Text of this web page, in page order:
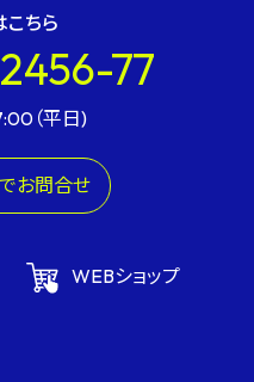
ちら
77
（平日)
お問合せ
WEBショップ